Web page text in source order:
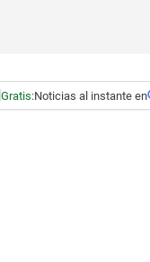
Gratis:Noticias al instante en